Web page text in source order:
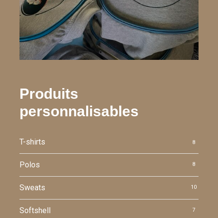
Produits
personnalisables
T-shirts 8
Polos 8
Sweats 10
Softshell 7